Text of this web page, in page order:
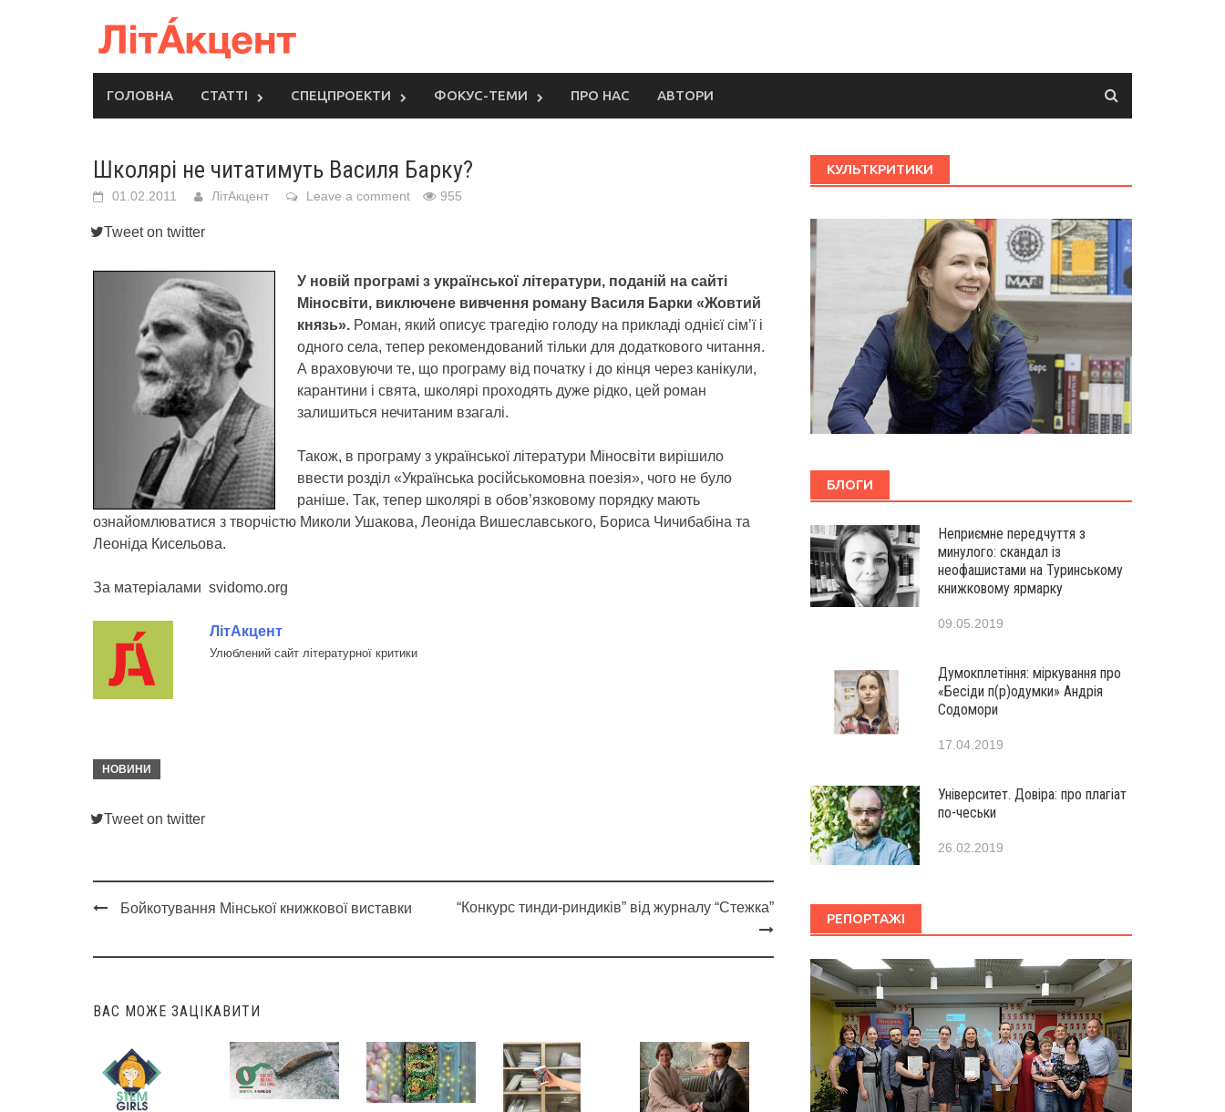
ГОЛОВНА СТАТТІ СПЕЦПРОЕКТИ ФОКУС-ТЕМИ ПРО НАС АВТОРИ
Школярі не читатимуть Василя Барку?
01.02.2011 ЛітАкцент Leave a comment 955
Tweet on twitter
У новій програмі з української літератури, поданій на сайті
Міносвіти, виключене вивчення роману Василя Барки «Жовтий
князь». Роман, який описує трагедію голоду на прикладі однієї сім’ї і
одного села, тепер рекомендований тільки для додаткового читання.
А враховуючи те, що програму від початку і до кінця через канікули,
карантини і свята, школярі проходять дуже рідко, цей роман
залишиться нечитаним взагалі.
Також, в програму з української літератури Міносвіти вирішило
ввести розділ «Українська російськомовна поезія», чого не було
раніше. Так, тепер школярі в обов’язковому порядку мають
ознайомлюватися з творчістю Миколи Ушакова, Леоніда Вишеславського, Бориса Чичибабіна та
Леоніда Кисельова.
За матеріалами svidomo.org
ЛітАкцент
Улюблений сайт літературної критики
НОВИНИ
Tweet on twitter
navigation
Бойкотування Мінської книжкової виставки “Конкурс тинди-риндиків” від журналу “Стежка”
ВАС МОЖЕ ЗАЦІКАВИТИ
КУЛЬТКРИТИКИ
БЛОГИ
Неприємне передчуття з
минулого: скандал із
неофашистами на Туринському
книжковому ярмарку
09.05.2019
Думокплетіння: міркування про
«Бесіди п(р)одумки» Андрія
Содомори
17.04.2019
Університет. Довіра: про плагіат
по-чеськи
26.02.2019
РЕПОРТАЖІ